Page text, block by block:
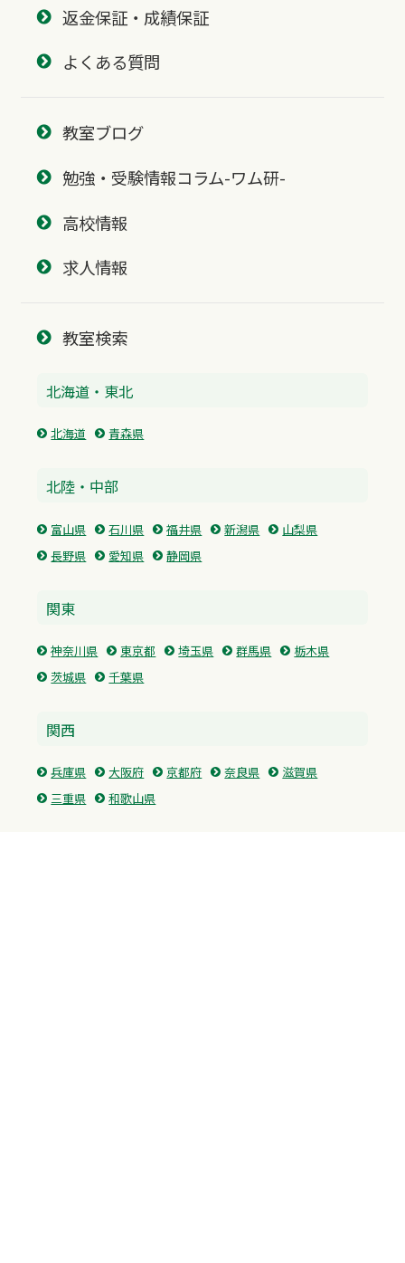
返金保証・成績保証
よくある質問
教室ブログ
勉強・受験情報コラム-ワム研-
高校情報
求人情報
教室検索
北海道・東北
北海道 青森県
北陸・中部
富山県 石川県 福井県 新潟県
山梨県
長野県
愛知県 静岡県
関東
神奈川県 東京都 埼玉県 群馬県
栃木県
茨城県
千葉県
関西
兵庫県 大阪府 京都府 奈良県
滋賀県
三重県
和歌山県